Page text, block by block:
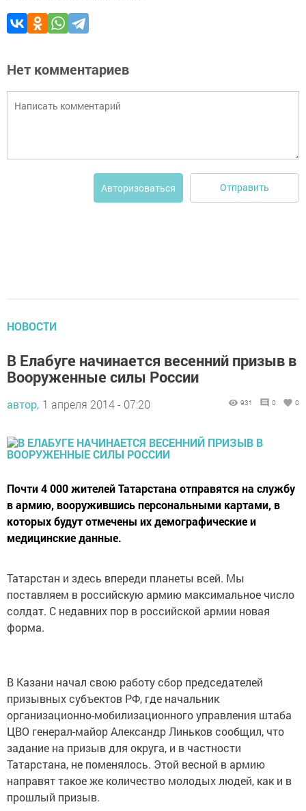
Нет комментариев
Авторизоваться Отправить
НОВОСТИ
В Елабуге начинается весенний призыв в
Вооруженные силы России
автор, 1 апреля 2014 - 07:20 931 0 0
Почти 4 000 жителей Татарстана отправятся на службу
в армию, вооружившись персональными картами, в
которых будут отмечены их демографические и
медицинские данные.
Татарстан и здесь впереди планеты всей. Мы
поставляем в российскую армию максимальное число
солдат. С недавних пор в российской армии новая
форма.
В Казани начал свою работу сбор председателей
призывных субъектов РФ, где начальник
организационно-мобилизационного управления штаба
ЦВО генерал-майор Александр Линьков сообщил, что
задание на призыв для округа, и в частности
Татарстана, не поменялось. Этой весной в армию
направят такое же количество молодых людей, как и в
прошлый призыв.